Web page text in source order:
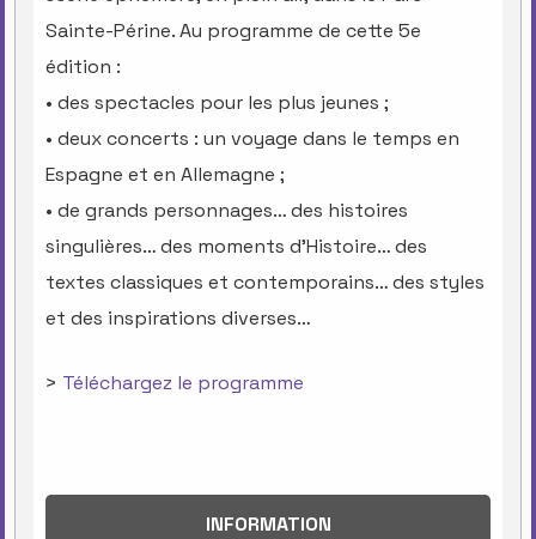
Sainte-Périne. Au programme de cette 5e
édition :
• des spectacles pour les plus jeunes ;
• deux concerts : un voyage dans le temps en
Espagne et en Allemagne ;
• de grands personnages… des histoires
singulières… des moments d’Histoire… des
textes classiques et contemporains… des styles
et des inspirations diverses…
> Téléchargez le programme
INFORMATION